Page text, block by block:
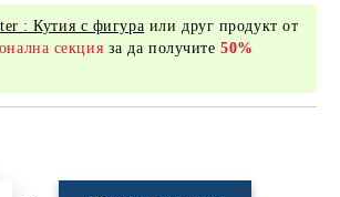
: Кутия с фигура или друг продукт от
секция за да получите50%